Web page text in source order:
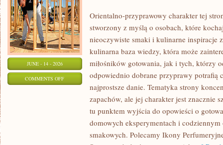
JUNE - 14 - 2026
COMMENTS OFFON
Orientalno-przyprawowy charakter tej
stworzony z myślą o osobach, które
nieoczywiste smaki i kulinarne inspiracje
kulinarna baza wiedzy, która może
miłośników gotowania, jak i tych, którzy
odpowiednio dobrane przyprawy potrafią
najprostsze danie. Tematyka strony
zapachów, ale jej charakter jest znacznie
tu punktem wyjścia do opowieści o
domowych eksperymentach i
smakowych. Polecamy Ikony